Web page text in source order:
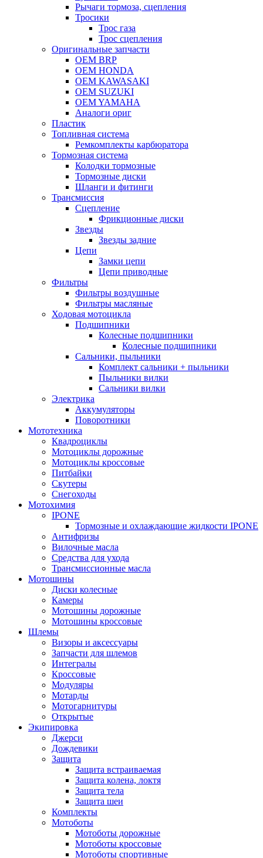
Рычаги тормоза, сцепления
Тросики
Трос газа
Трос сцепления
Оригинальные запчасти
OEM BRP
OEM HONDA
OEM KAWASAKI
OEM SUZUKI
OEM YAMAHA
Аналоги ориг
Пластик
Топливная система
Ремкомплекты карбюратора
Тормозная система
Колодки тормозные
Тормозные диски
Шланги и фитинги
Трансмиссия
Cцепление
Фрикционные диски
Звезды
Звезды задние
Цепи
Замки цепи
Цепи приводные
Фильтры
Фильтры воздушные
Фильтры масляные
Ходовая мотоцикла
Подшипники
Колесные подшипники
Колесные подшипники
Сальники, пыльники
Комплект сальники + пыльники
Пыльники вилки
Сальники вилки
Электрика
Аккумуляторы
Поворотники
Мототехника
Квадроциклы
Мотоциклы дорожные
Мотоциклы кроссовые
Питбайки
Скутеры
Снегоходы
Мотохимия
IPONE
Тормозные и охлаждающие жидкости IPONE
Антифризы
Вилочные масла
Средства для ухода
Трансмиссионные масла
Мотошины
Диски колесные
Камеры
Мотошины дорожные
Мотошины кроссовые
Шлемы
Визоры и аксессуары
Запчасти для шлемов
Интегралы
Кроссовые
Модуляры
Мотарды
Мотогарнитуры
Открытые
Экипировка
Джерси
Дождевики
Защита
Защита встраиваемая
Защита колена, локтя
Защита тела
Защита шеи
Комплекты
Мотоботы
Мотоботы дорожные
Мотоботы кроссовые
Мотоботы спортивные